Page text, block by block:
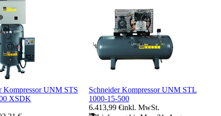
Kompressor UNM STS
XSDK
Schneider Kompressor UNM STL
1000-15-500
6.413,99 €inkl. MwSt.